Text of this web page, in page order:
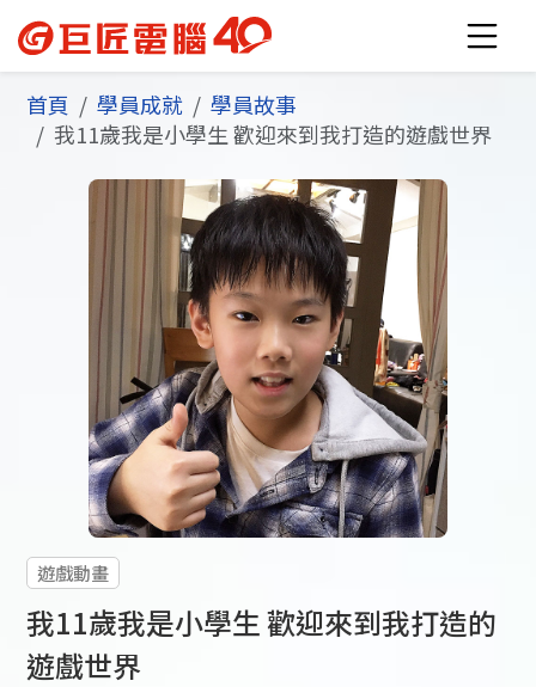
首頁 學員成就
學員故事
我11歲我是小學生 歡迎來到我打造的遊戲世界
遊戲動畫
我11歲我是小學生 歡迎來到我打造的
遊戲世界